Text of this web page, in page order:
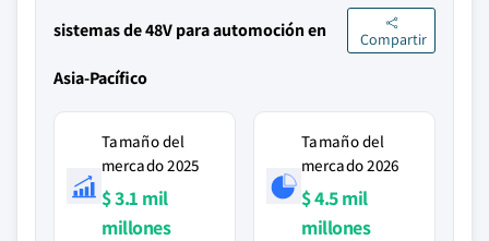
sistemas de 48V para automoción en
Asia-Pacífico
Compartir
Tamaño del
mercado 2025
$ 3.1 mil
millones
Tamaño del
mercado 2026
$ 4.5 mil
millones